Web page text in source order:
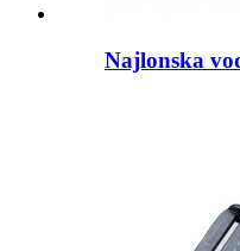
Najlonska